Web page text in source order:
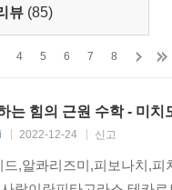
뷰 (85)
4 5 6 7 8
는 힘의 근원 수학 - 미치
2022-12-24 신고
드,알콰리즈미,피보나치,